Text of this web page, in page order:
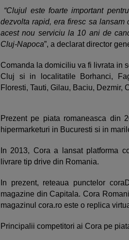
“Clujul este foarte important
dezvolta rapid, era firesc sa lansam
acest nou serviciu la 10 ani de
Cluj-Napoca”, a declarat director
Comanda la domiciliu va fi livrata in
Cluj si in localitatile Borhanci,
Floresti, Tauti, Gilau, Baciu, Dezmir,
Prezent pe piata romaneasca din
hipermarketuri in Bucuresti si in
In 2013, Cora a lansat platforma
livrare tip drive din Romania.
In prezent, reteaua punctelor
magazine din Capitala. Cora
magazinul cora.ro este o replica
Principalii competitori ai Cora pe